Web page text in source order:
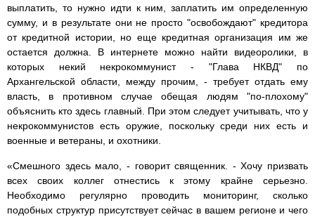
выплатить, то нужно идти к ним, заплатить им определенную
сумму, и в результате они не просто "освобождают" кредитора
от кредитной истории, но еще кредитная организация им же
остается должна. В интернете можно найти видеоролики, в
которых некий некрокоммунист - "Глава НКВД" по
Архангельской области, между прочим, - требует отдать ему
власть, в противном случае обещая людям "по-плохому"
объяснить кто здесь главный. При этом следует учитывать, что у
некрокоммунистов есть оружие, поскольку среди них есть и
военные и ветераны, и охотники.
«Смешного здесь мало, - говорит священник. - Хочу призвать
всех своих коллег отнестись к этому крайне серьезно.
Необходимо регулярно проводить мониторинг, сколько
подобных структур присутствует сейчас в вашем регионе и чего